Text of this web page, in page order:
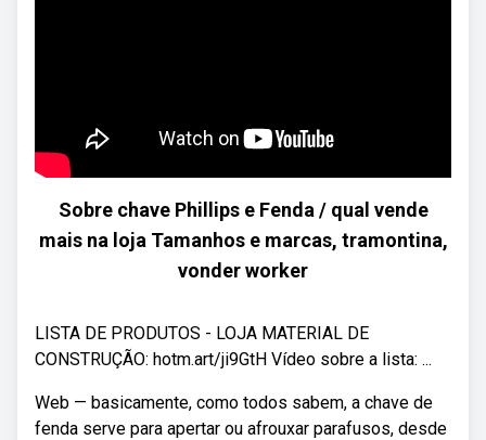
Sobre chave Phillips e Fenda / qual vende
mais na loja Tamanhos e marcas, tramontina,
vonder worker
LISTA DE PRODUTOS - LOJA MATERIAL DE
CONSTRUÇÃO: hotm.art/ji9GtH Vídeo sobre a lista: ...
Web — basicamente, como todos sabem, a chave de
fenda serve para apertar ou afrouxar parafusos, desde